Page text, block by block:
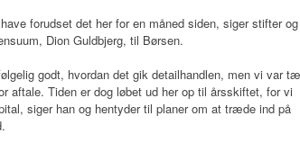
forudset det her for en måned siden, siger stifter og
Dion Guldbjerg, til Børsen.
godt, hvordan det gik detailhandlen, men vi var
aftale. Tiden er dog løbet ud her op til årsskiftet, for vi
siger han og hentyder til planer om at træde ind på